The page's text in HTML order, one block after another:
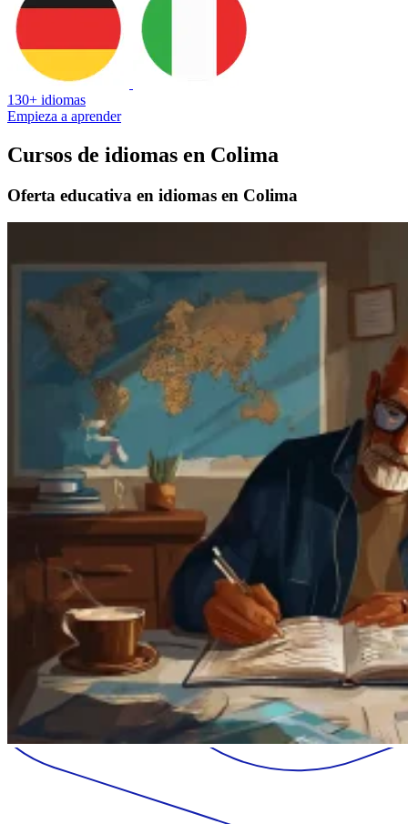
130+ idiomas
Empieza a aprender
Cursos de idiomas en Colima
Oferta educativa en idiomas en Colima